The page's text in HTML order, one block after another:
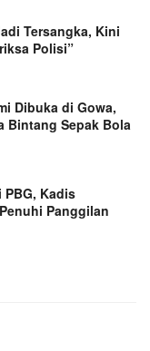
Tersangka, Kini
Polisi”
Dibuka di Gowa,
Bintang Sepak Bola
PBG, Kadis
Panggilan